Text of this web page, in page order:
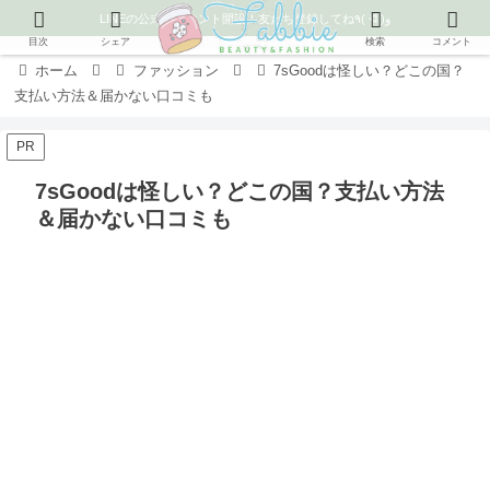
LINEの公式アカウント開設！友だち登録してね٩( ᐛ )و
ホーム ファッション
7sGoodは怪しい？どこの国？
支払い方法＆届かない口コミも
PR
7sGoodは怪しい？どこの国？支払い方法
＆届かない口コミも
目次 シェア 検索 コメント